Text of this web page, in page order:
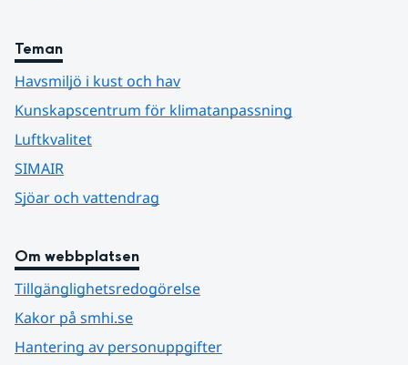
Teman
Havsmiljö i kust och hav
Kunskapscentrum för klimatanpassning
Luftkvalitet
SIMAIR
Sjöar och vattendrag
Om webbplatsen
Tillgänglighetsredogörelse
Kakor på smhi.se
Hantering av personuppgifter